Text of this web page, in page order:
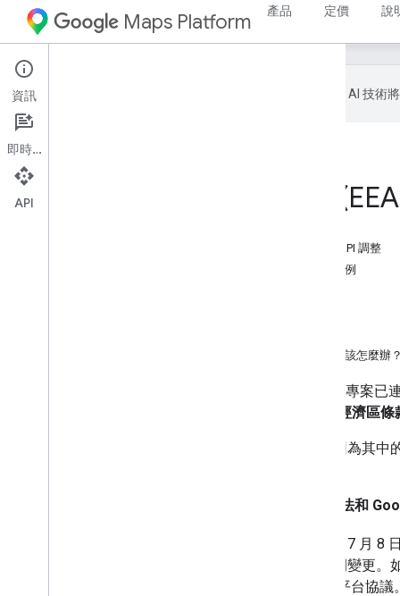
Maps Platform 產品 定價 說
Google 會運用 AI 技術
針對歐洲經濟區
適用於歐洲經濟區客戶的 Geocoding API 調整
「含有任何地圖」和「不含地圖」的示例
如果我有這份文件未涵蓋的其他問題，該怎麼辦？
起，如果您的專案已
Google 地圖平台服務條款 (歐洲經濟區條
，因為其
用法和
本文件所述資訊反映截至 2025 年 7 月 8
的相關規定，這些規定可能隨時間變更
閱與 Google 簽訂的 Google 地圖平台協議。
資訊
即時通訊
API